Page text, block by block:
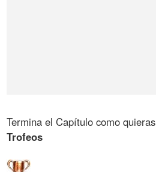
Termina el Capítulo como
Trofeos